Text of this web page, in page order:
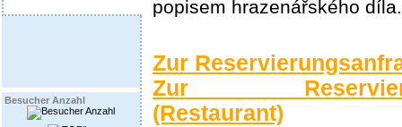
Besucher Anzahl
popisem hrazenářského díla.
Zur
Zur
(Restaurant)